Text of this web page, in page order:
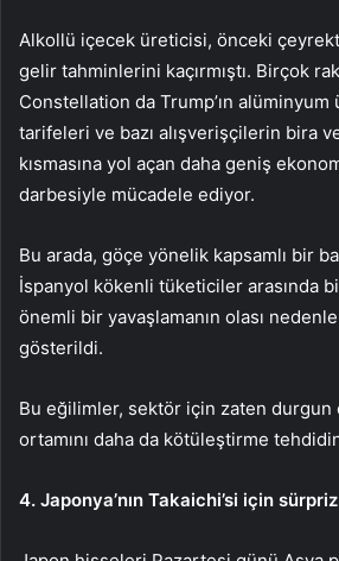
Alkollü içecek üreticisi, önceki
gelir tahminlerini kaçırmıştı. Birçok
Constellation da Trump’ın
tarifeleri ve bazı alışverişçilerin bira ve
kısmasına yol açan daha geniş
darbesiyle mücadele ediyor.
Bu arada, göçe yönelik kapsamlı bir
İspanyol kökenli tüketiciler arasında
önemli bir yavaşlamanın olası
gösterildi.
Bu eğilimler, sektör için zaten durgun
ortamını daha da kötüleştirme
4. Japonya’nın Takaichi’si için